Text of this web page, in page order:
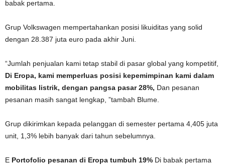
babak pertama.
Grup Volkswagen mempertahankan posisi likuiditas yang solid
dengan 28.387 juta euro pada akhir Juni.
“Jumlah penjualan kami tetap stabil di pasar global yang kompetitif,
Di Eropa, kami memperluas posisi kepemimpinan kami dalam
mobilitas listrik, dengan pangsa pasar 28%, Dan pesanan
pesanan masih sangat lengkap, ”tambah Blume.
Grup dikirimkan kepada pelanggan di semester pertama 4,405 juta
unit, 1,3% lebih banyak dari tahun sebelumnya.
E Portofolio pesanan di Eropa tumbuh 19% Di babak pertama